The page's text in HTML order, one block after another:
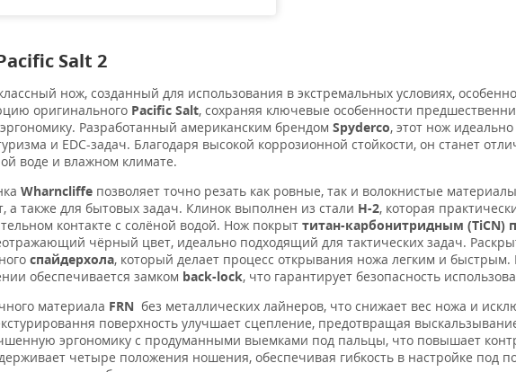
Salt 2
нож, созданный для использования в экстремальных условиях,
оригинального Pacific Salt, сохраняя ключевые особенности
Разработанный американским брендом Spyderco, этот нож
и EDC-задач. Благодаря высокой коррозионной стойкости, он станет
воде и влажном климате.
Wharncliffe позволяет точно резать как ровные, так и волокнистые
а также для бытовых задач. Клинок выполнен из стали H-2, которая
контакте с солёной водой. Нож покрыт титан-карбонитридным (TiCN)
чёрный цвет, идеально подходящий для тактических задач.
спайдерхола, который делает процесс открывания ножа легким и быстрым.
обеспечивается замком back-lock, что гарантирует безопасность
материала FRN без металлических лайнеров, что снижает вес ножа и
поверхность улучшает сцепление, предотвращая
эргономику с продуманными выемками под пальцы, что повышает
четыре положения ношения, обеспечивая гибкость в настройке под